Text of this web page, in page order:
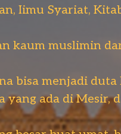
Iimu Syariat,
kaum muslimin
bisa menjadi
yang ada di Mesir,